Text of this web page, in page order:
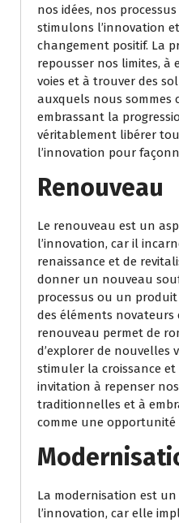
nos idées, nos
stimulons l’innovation
changement positif. La
repousser nos limites, à
voies et à trouver des
auxquels nous sommes
embrassant la
véritablement libérer
l’innovation pour
Renouveau
Le renouveau est un
l’innovation, car il
renaissance et de
donner un nouveau
processus ou un
des éléments novateurs
renouveau permet de
d’explorer de nouvelles
stimuler la croissance et
invitation à repenser
traditionnelles et à
comme une opportunité
La modernisation est
l’innovation, car elle